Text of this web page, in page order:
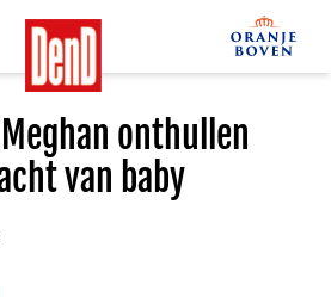
onthullen
van baby